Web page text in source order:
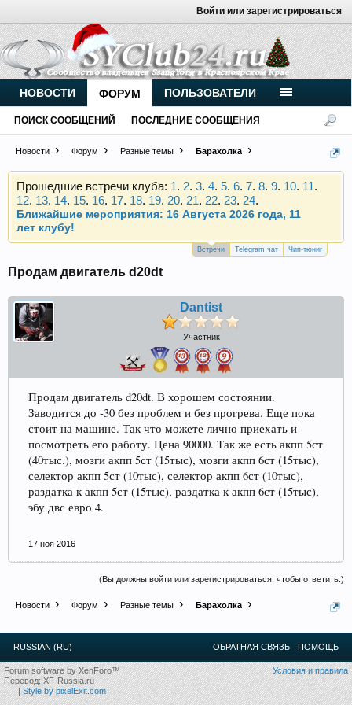
Войти или зарегистрироваться
Новости Форум Разные темы Барахолка
Внимание, новые участники нашего клуба!
Основное общение происходит вTelegram-чате.
Присоединяйтесь.
Чип-тюнинг (прошивка) дизелей от
Vahmurka
Прошедшие встречи клуба: 1. 2. 3. 4. 5. 6. 7. 8. 9. 10. 11.
12. 13. 14. 15. 16. 17. 18. 19. 20. 21. 22. 23. 24.
Ближайшие мероприятия: 16 Августа 2026 года, 11
лет клубу!
Внимание, новые участники нашего клуба!
Основное общение происходит в
Присоединяйтесь.
Чип-тюнинг (прошивка) дизелей от
Vahmurka
Прошедшие встречи клуба:1.2.3.4.5.6.7.8.9.10.11.
Ближайшие мероприятия: 16 Августа 2026 года, 11
лет клубу!
Встречи Telegram чат Чип-тюниг
Продам двигатель d20dt
Dantist
Участник
Продам двигатель d20dt. В хорошем состоянии.
Заводится до -30 без проблем и без прогрева. Еще пока
стоит на машине. Так что можете лично приехать и
посмотреть его работу. Цена 90000. Так же есть акпп 5ст
(40тыс.), мозги акпп 5ст (15тыс), мозги акпп 6ст (15тыс),
селектор акпп 5ст (10тыс), селектор акпп 6ст (10тыс),
раздатка к акпп 5ст (15тыс), раздатка к акпп 6ст (15тыс),
эбу двс евро 4.
17 ноя 2016
(Вы должны войти или зарегистрироваться, чтобы ответить.)
Новости Форум Разные темы Барахолка
НОВОСТИ ФОРУМ
ПОИСК СООБЩЕНИЙ ПОСЛЕДНИЕ СООБЩЕНИЯ
ПОЛЬЗОВАТЕЛИ
RUSSIAN (RU) ОБРАТНАЯ СВЯЗЬ ПОМОЩЬ
Условия и правила
Forum software by XenForo™
Перевод:XF-Russia.ru
|Style by pixelExit.com